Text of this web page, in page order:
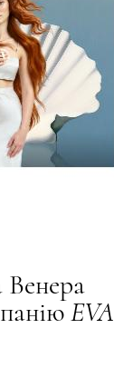
Венера
EVA